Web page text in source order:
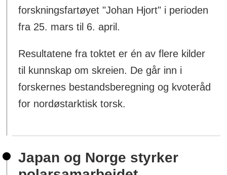
forskningsfartøyet "Johan Hjort" i perioden
fra 25. mars til 6. april.
Resultatene fra toktet er én av flere kilder
til kunnskap om skreien. De går inn i
forskernes bestandsberegning og kvoteråd
for nordøstarktisk torsk.
Japan og Norge styrker